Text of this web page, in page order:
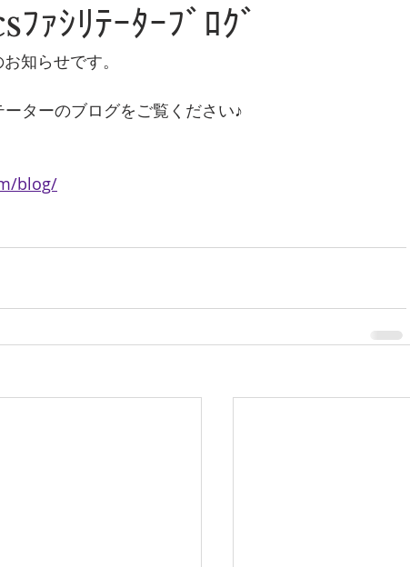
ｧｼﾘﾃｰﾀｰﾌﾞﾛｸﾞ
知らせです。
ターのブログをご覧ください♪
blog/